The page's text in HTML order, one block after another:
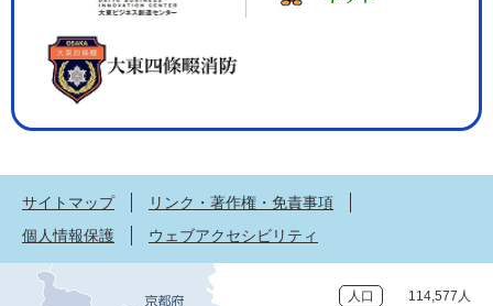
サイトマップ
リンク・著作権・免責事項
個人情報保護
ウェブアクセシビリティ
人口 114,577人